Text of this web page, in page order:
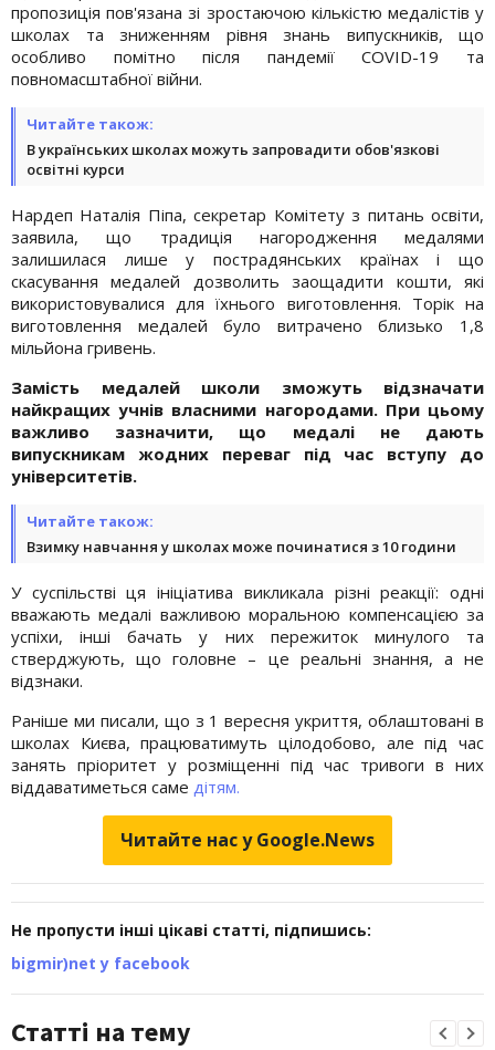
пропозиція пов'язана зі зростаючою кількістю медалістів у
школах та зниженням рівня знань випускників, що
особливо помітно після пандемії COVID-19 та
повномасштабної війни.
Читайте також:
В українських школах можуть запровадити обов'язкові
освітні курси
Нардеп Наталія Піпа, секретар Комітету з питань освіти,
заявила, що традиція нагородження медалями
залишилася лише у пострадянських країнах і що
скасування медалей дозволить заощадити кошти, які
використовувалися для їхнього виготовлення. Торік на
виготовлення медалей було витрачено близько 1,8
мільйона гривень.
Замість медалей школи зможуть відзначати
найкращих учнів власними нагородами. При цьому
важливо зазначити, що медалі не дають
випускникам жодних переваг під час вступу до
університетів.
Читайте також:
Взимку навчання у школах може починатися з 10 години
У суспільстві ця ініціатива викликала різні реакції: одні
вважають медалі важливою моральною компенсацією за
успіхи, інші бачать у них пережиток минулого та
стверджують, що головне – це реальні знання, а не
відзнаки.
Раніше ми писали, що з 1 вересня укриття, облаштовані в
школах Києва, працюватимуть цілодобово, але під час
занять пріоритет у розміщенні під час тривоги в них
віддаватиметься саме дітям.
Читайте нас у Google.News
Не пропусти інші цікаві статті, підпишись:
bigmir)net у facebook
Статті на тему